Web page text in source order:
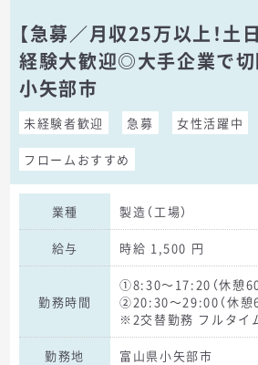
【急募／月収25万以上！土
経験大歓迎◎大手企業で
小矢部市
未経験者歓迎 急募 女性活躍中
フロームおすすめ
業種 製造（工場）
給与 時給 1,500 円
勤務時間
①8:30～17:20（休憩60
②20:30～29:00（休憩
※2交替勤務 フルタイ
勤務地 富山県小矢部市